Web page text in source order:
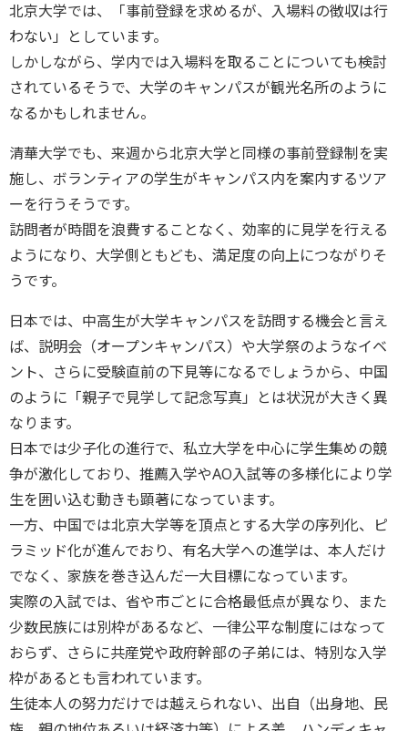
北京大学では、「事前登録を求めるが、入場料の徴収は行
わない」としています。
しかしながら、学内では入場料を取ることについても検討
されているそうで、大学のキャンパスが観光名所のように
なるかもしれません。
清華大学でも、来週から北京大学と同様の事前登録制を実
施し、ボランティアの学生がキャンパス内を案内するツア
ーを行うそうです。
訪問者が時間を浪費することなく、効率的に見学を行える
ようになり、大学側ともども、満足度の向上につながりそ
うです。
日本では、中高生が大学キャンパスを訪問する機会と言え
ば、説明会（オープンキャンパス）や大学祭のようなイベ
ント、さらに受験直前の下見等になるでしょうから、中国
のように「親子で見学して記念写真」とは状況が大きく異
なります。
日本では少子化の進行で、私立大学を中心に学生集めの競
争が激化しており、推薦入学やAO入試等の多様化により学
生を囲い込む動きも顕著になっています。
一方、中国では北京大学等を頂点とする大学の序列化、ピ
ラミッド化が進んでおり、有名大学への進学は、本人だけ
でなく、家族を巻き込んだ一大目標になっています。
実際の入試では、省や市ごとに合格最低点が異なり、また
少数民族には別枠があるなど、一律公平な制度にはなって
おらず、さらに共産党や政府幹部の子弟には、特別な入学
枠があるとも言われています。
生徒本人の努力だけでは越えられない、出自（出身地、民